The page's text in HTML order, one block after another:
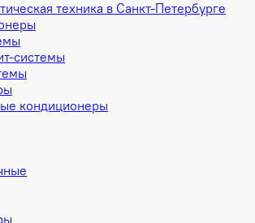
техника в Санкт-Петербурге
системы
кондиционеры